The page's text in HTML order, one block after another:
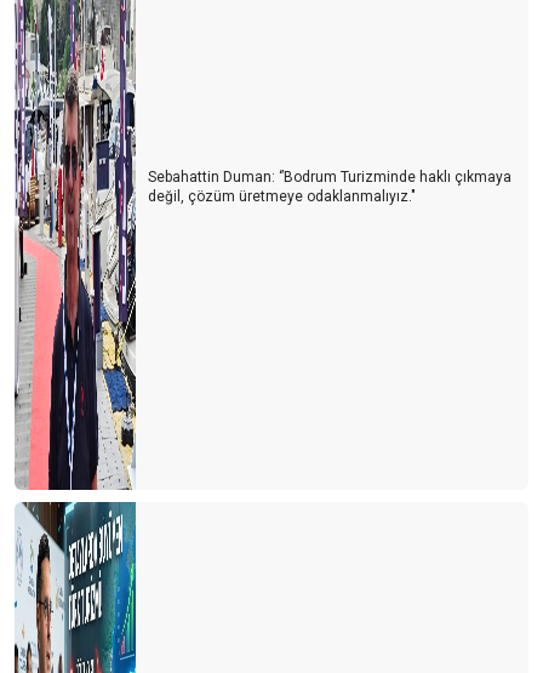
Turizm siyaset üstünde olmalı
ITB BERLİN TURİZM FUARI’NIN ARDINDAN
Turizmi yük görüyorlar
Sharm El Sheik Belek’e rakip olabilir mi?
Antalya’da hayat pahalılığı yabancıları da panikletmeye başladı
Turizm nasıl gidiyor? İyi mi? Kötü mü?
Antalya turist sayısında rekorlar kırıyor ama lüks oteller neden
boş?
Antalya oldu Dolaristan
Turizm Yazarları ile buluşma ve Yıldıray Karaer
Siyasetin turizme bakış açısı
ITB Berlin Turizm Fuarının ardından
Otelciler arada kaldı
Otelciler, depremzedelerin yaralarını sarıyor
Turizmde 2022’nin Ardından 2023 yılı beklentileri
Sebahattin Duman: ‘’Bodrum Turizminde haklı çıkmaya
değil, çözüm üretmeye odaklanmalıyız."